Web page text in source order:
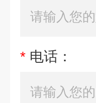
* 电话：